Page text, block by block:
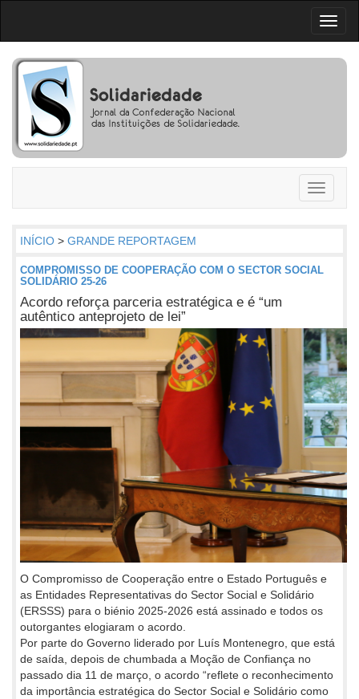
Toggle
INÍCIO > GRANDE REPORTAGEM
COMPROMISSO DE COOPERAÇÃO COM O SECTOR SOCIAL
SOLIDÁRIO 25-26
Acordo reforça parceria estratégica e é “um
autêntico anteprojeto de lei”
O Compromisso de Cooperação entre o Estado Português e
as Entidades Representativas do Sector Social e Solidário
(ERSSS) para o biénio 2025-2026 está assinado e todos os
outorgantes elogiaram o acordo.
Por parte do Governo liderado por Luís Montenegro, que está
de saída, depois de chumbada a Moção de Confiança no
passado dia 11 de março, o acordo “reflete o reconhecimento
da importância estratégica do Sector Social e Solidário como